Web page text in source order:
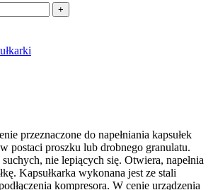
przeznaczone do napełniania kapsułek
postaci proszku lub drobnego granulatu.
nie lepiących się. Otwiera, napełnia
Kapsułkarka wykonana jest ze stali
kompresora. W cenie urządzenia